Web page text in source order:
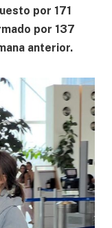
por 171
por 137
anterior.